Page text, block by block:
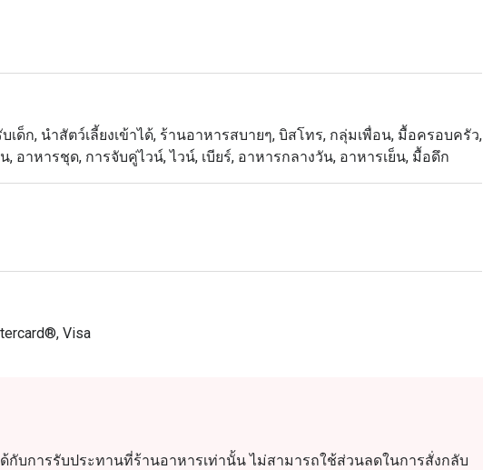
เด็ก, นำสัตว์เลี้ยงเข้าได้, ร้านอาหารสบายๆ, บิสโทร, กลุ่มเพื่อน, มื้อครอบครัว,
, อาหารชุด, การจับคู่ไวน์, ไวน์, เบียร์, อาหารกลางวัน, อาหารเย็น, มื้อดึก
Visa
กับการรับประทานที่ร้านอาหารเท่านั้น ไม่สามารถใช้ส่วนลดในการสั่งกลับ